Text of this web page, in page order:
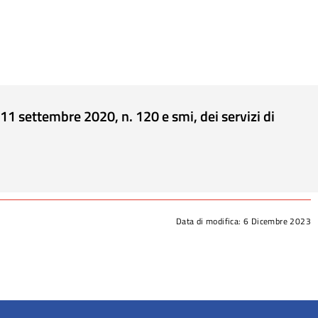
settembre 2020, n. 120 e smi, dei servizi di
Data di modifica: 6 Dicembre 2023